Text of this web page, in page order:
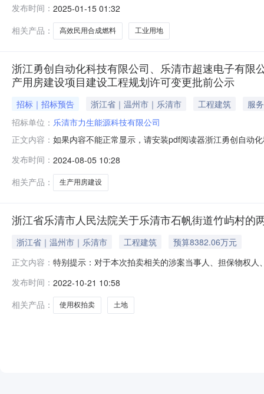
01-1412:17:13
发布时间： 2025-01-15 01:32
相关产品：
高效民用合成燃料 工业用地
浙江勇创自动化科技有限公司、乐清市超速电子有
产用房建设项目建设工程规划许可变更批前公示
招标｜招标预告 浙江省｜温州市｜乐清市 工程建筑
服务
招标单位： 乐清市力生能源科技有限公司
正文内容： 如果内容不能正常显示，请安装pdf阅读器浙江勇创自动
和规范修改完成工程方案设计，变更内容如下，现予以
电子有限公司、乐清市辉腾
发布时间： 2024-08-05 10:28
相关产品：
生产用房建设
浙江省乐清市人民法院关于乐清市石帆街道竹屿村的
浙江省｜温州市｜乐清市 工程建筑
预算8382.06万元
正文内容： 特别提示：对于本次拍卖相关的涉案当事人、担保物权
法院，法院主页网址：网址：https://sf.taobao.com/
发布时间： 2022-10-21 10:58
相关产品：
使用权拍卖 土地